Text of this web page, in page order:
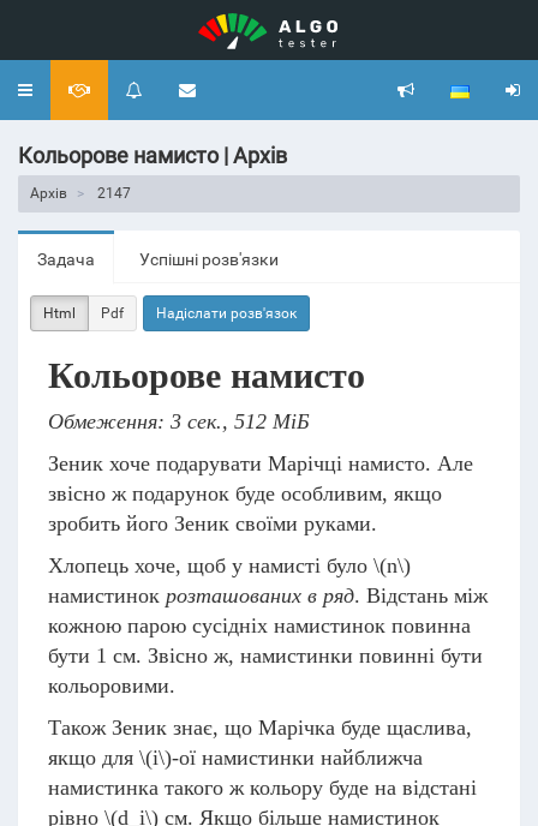
Toggle
Кольорове намисто | Архів
Архів 2147
Задача Успішні розв'язки
Html Pdf Надіслати розв'язок
Кольорове намисто
Обмеження: 3 сек., 512 МіБ
Зеник хоче подарувати Марічці намисто. Але
звісно ж подарунок буде особливим, якщо
зробить його Зеник своїми руками.
Хлопець хоче, щоб у намисті було \(n\)
намистинок розташованих в ряд. Відстань між
кожною парою сусідніх намистинок повинна
бути 1 см. Звісно ж, намистинки повинні бути
кольоровими.
Також Зеник знає, що Марічка буде щаслива,
якщо для \(i\)-ої намистинки найближча
намистинка такого ж кольору буде на відстані
рівно \(d_i\) см. Якщо більше намистинок